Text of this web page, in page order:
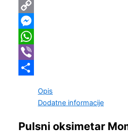
Email
Copy
Link
Messenger
WhatsApp
Viber
Opis
Dodatne informacije
Pulsni oksimetar